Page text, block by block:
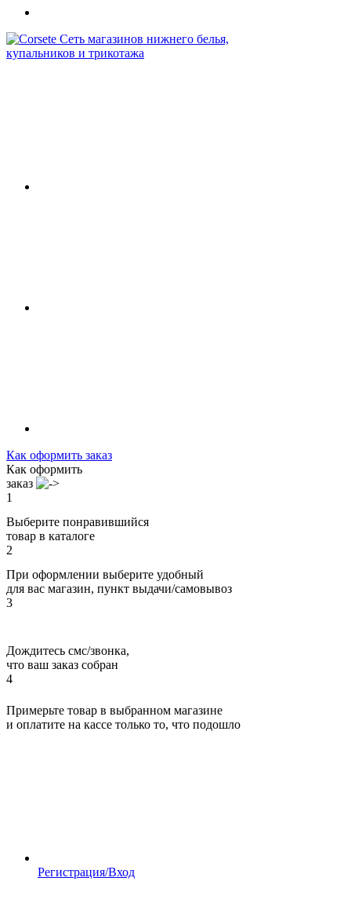
Сеть магазинов нижнего белья,
купальников и трикотажа
Как оформить заказ
Как оформить
заказ
1
Выберите понравившийся
товар в каталоге
2
При оформлении выберите удобный
для вас магазин, пункт выдачи/самовывоз
3
Дождитесь смс/звонка,
что ваш заказ собран
4
Примерьте товар в выбранном магазине
и оплатите на кассе только то, что подошло
Регистрация/Вход